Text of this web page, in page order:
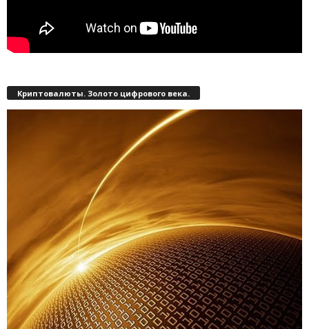
Криптовалюты. Золото цифрового века.